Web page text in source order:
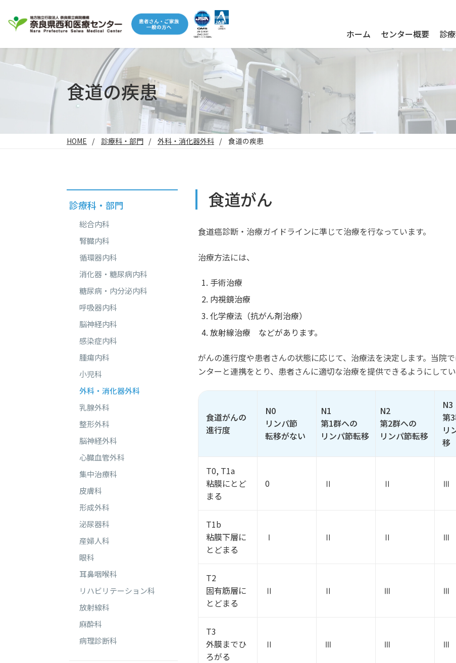
ホーム センター概要 診
食道の疾患
HOME 診療科・部門 外科・消化器外科 食道の疾患
診療科・部門
総合内科
腎臓内科
循環器内科
消化器・糖尿病内科
糖尿病・内分泌内科
呼吸器内科
脳神経内科
感染症内科
腫瘍内科
小児科
外科・消化器外科
乳腺外科
整形外科
脳神経外科
心臓血管外科
集中治療科
皮膚科
形成外科
泌尿器科
産婦人科
眼科
耳鼻咽喉科
リハビリテーション科
放射線科
麻酔科
病理診断科
食道がん
食道癌診断・治療ガイドラインに準じて治療を行なっています。
治療方法には、
手術治療
内視鏡治療
化学療法（抗がん剤治療）
放射線治療 などがあります。
がんの進行度や患者さんの状態に応じて、治療法を決定します。当院
ンターと連携をとり、患者さんに適切な治療を提供できるようにしてい
食道がんの
進行度
N0
リンパ節
転移がない
N1
第1群への
リンパ節転移
N2
第2群への
リンパ節転移
N3
第
リ
移
T0, T1a
粘膜にとど
まる
0 Ⅱ Ⅱ Ⅲ
T1b
粘膜下層に
とどまる
Ⅰ Ⅱ Ⅱ Ⅲ
T2
固有筋層に
とどまる
Ⅱ Ⅱ Ⅲ Ⅲ
T3
外膜までひ
ろがる
Ⅱ Ⅲ Ⅲ Ⅲ